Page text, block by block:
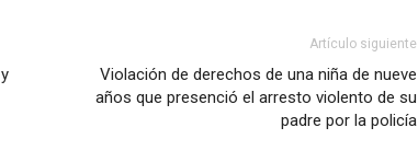
Artículo siguiente
Violación de derechos de una niña de nueve
años que presenció el arresto violento de su
padre por la policía